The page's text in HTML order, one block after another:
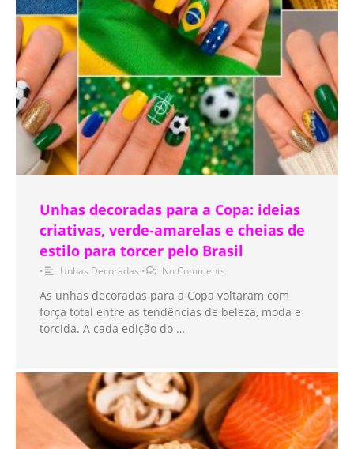
Unhas decoradas para a Copa: ideias
criativas, verde-amarelas e cheias de
estilo para torcer pelo Brasil
• Unhas Decoradas • No Comments
As unhas decoradas para a Copa voltaram com
força total entre as tendências de beleza, moda e
torcida. A cada edição do …